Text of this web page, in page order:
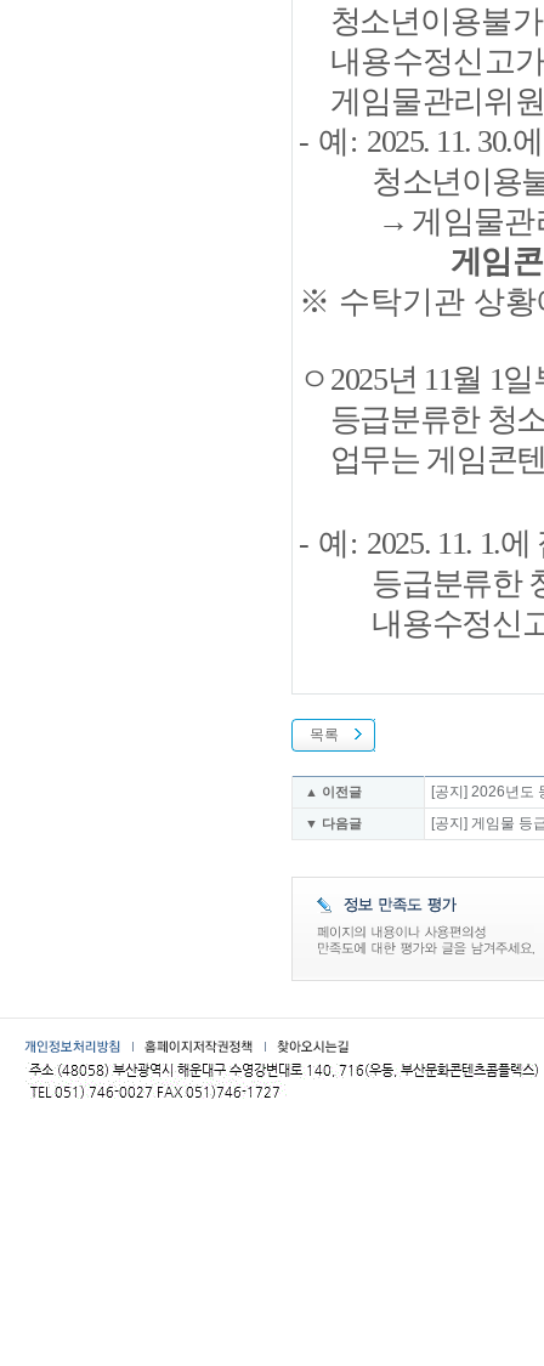
청소년이용불
내용수정신고
게임물관리위
- 예 : 2025. 11. 30.
청소년이용
→ 게임물
게임
※ 수탁기관 상
ㅇ 2025년 11월 1일
등급분류한 청
업무는 게임콘
- 예 : 2025. 11. 1.에
등급분류한
내용수정신
목록
▲ 이전글 [공지] 2026년도
▼ 다음글 [공지] 게임물 등